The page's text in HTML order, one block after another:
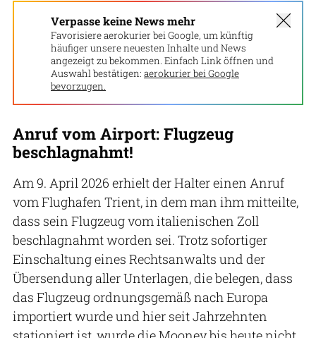
Verpasse keine News mehr
Favorisiere aerokurier bei Google, um künftig
häufiger unsere neuesten Inhalte und News
angezeigt zu bekommen. Einfach Link öffnen und
Auswahl bestätigen: aerokurier bei Google
bevorzugen.
Anruf vom Airport: Flugzeug
beschlagnahmt!
Am 9. April 2026 erhielt der Halter einen Anruf
vom Flughafen Trient, in dem man ihm mitteilte,
dass sein Flugzeug vom italienischen Zoll
beschlagnahmt worden sei. Trotz sofortiger
Einschaltung eines Rechtsanwalts und der
Übersendung aller Unterlagen, die belegen, dass
das Flugzeug ordnungsgemäß nach Europa
importiert wurde und hier seit Jahrzehnten